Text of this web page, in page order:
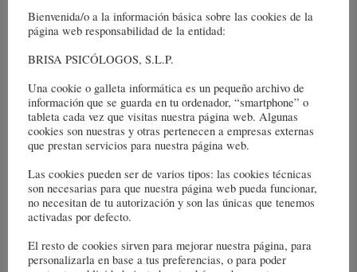
los cambios y pueden ser capaces de solventar las
distintas situaciones que van surgiendo. De hecho,
esa experiencia vital es sumamente enriquecedora.
necesitan de unos recursos y experiencias que en
ocasiones fallan o no se han desarrollado
convenientemente. De esta forma, van surgiendo
problemas que generan malestar y afectan al estado
emocional de cada una de las personas que forman
la pareja. La consecuencia de esto es el aumento de
dentro de la relación. Este desgate es lento, y por
Bienvenida/o a la información básica sobre las cookies de la
página web responsabilidad de la entidad:
BRISA PSICÓLOGOS, S.L.P.
Una cookie o galleta informática es un pequeño archivo de
información que se guarda en tu ordenador, “smartphone” o
tableta cada vez que visitas nuestra página web. Algunas
cookies son nuestras y otras pertenecen a empresas externas
que prestan servicios para nuestra página web.
Las cookies pueden ser de varios tipos: las cookies técnicas
son necesarias para que nuestra página web pueda funcionar,
no necesitan de tu autorización y son las únicas que tenemos
activadas por defecto.
El resto de cookies sirven para mejorar nuestra página, para
personalizarla en base a tus preferencias, o para poder